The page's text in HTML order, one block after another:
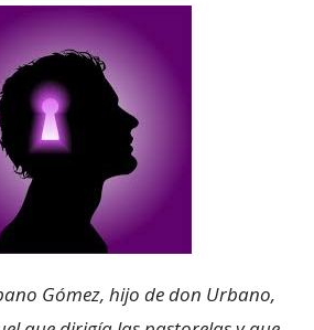
Gómez, hijo de don Urbano,